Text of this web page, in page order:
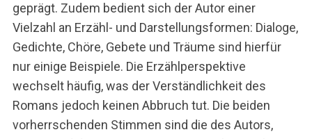
geprägt. Zudem bedient sich der Autor einer
Vielzahl an Erzähl- und Darstellungsformen: Dialoge,
Gedichte, Chöre, Gebete und Träume sind hierfür
nur einige Beispiele. Die Erzählperspektive
wechselt häufig, was der Verständlichkeit des
Romans jedoch keinen Abbruch tut. Die beiden
vorherrschenden Stimmen sind die des Autors,